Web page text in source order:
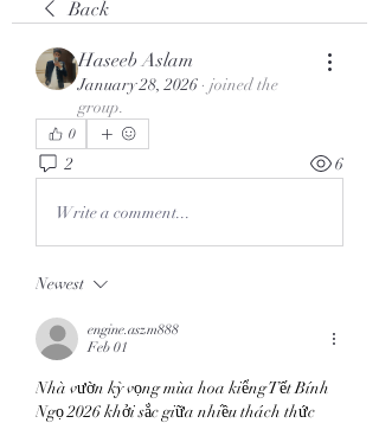
Back
Haseeb Aslam
January 28, 2026 · joined the
group.
0
2 6
Write a comment...
Newest
engine.aszm888
Feb 01
Nhà vườn kỳ vọng mùa hoa kiểng Tết Bính
Ngọ 2026 khởi sắc giữa nhiều thách thức